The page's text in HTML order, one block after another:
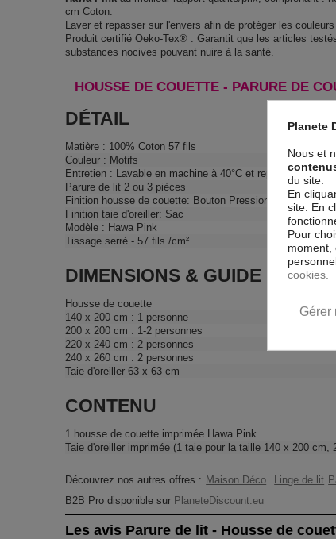
cm Coton.
Laver et repasser sur l'envers afin de protéger les couleurs
Produit certifié Oeko-Tex® : Garantit que les articles
substances nocives pouvant nuire à la santé.
HOUSSE DE COUETTE - PARURE DE
DÉTAIL
Matière : 100% Coton 57 fils
Couleur : Motifs
Entretien : Lavable en machine à 40°C et repassage facile
Parure de lit 2 ou 3 pièces
Finition housse de couette: Bouton Pression
Finition taie d'oreiller: Sac
Modèle : Hawa Pink
Tissage serré - 57 fils /cm²
DIMENSIONS & GUIDE
Housse de couette
140 x 200 cm : 1 personne
200 x 200 cm : 1-2 personnes
220 x 240 cm : 2 personnes
240 x 260 cm : 2 personnes
Taie d'oreiller 63 x 63 cm
CONTENU
1 housse de couette imprimée Hawa Pink
Taie d'oreiller imprimée (1 taie pour la taille 140 x 200
Découvrez nos autres offres : Maison Déco Linge de lit
B2B Pro disponible sur PlaneteDiscount.eu
Les avis Parure de lit - Housse de
Planete
Nous et
du site.
En
site. En
Pour
moment,
cookies.
Gérer